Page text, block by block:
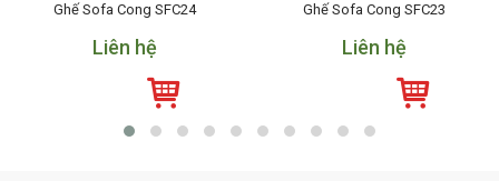
Ghế Sofa Cong SFC24
Liên hệ
Ghế Sofa Cong SFC23
Liên hệ